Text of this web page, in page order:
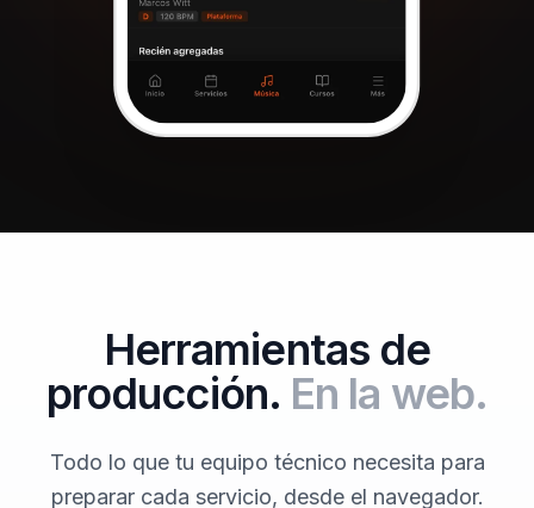
Herramientas de
producción. En la web.
Todo lo que tu equipo técnico necesita para
preparar cada servicio, desde el navegador.